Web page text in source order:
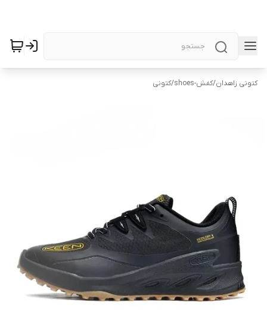
کتونی زاهدان/کفش-shoes /کتونی